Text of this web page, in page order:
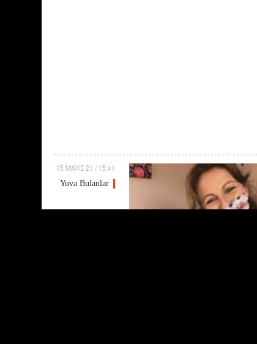
15 MAYIS 21 / 15:41
Yuva Bulanlar